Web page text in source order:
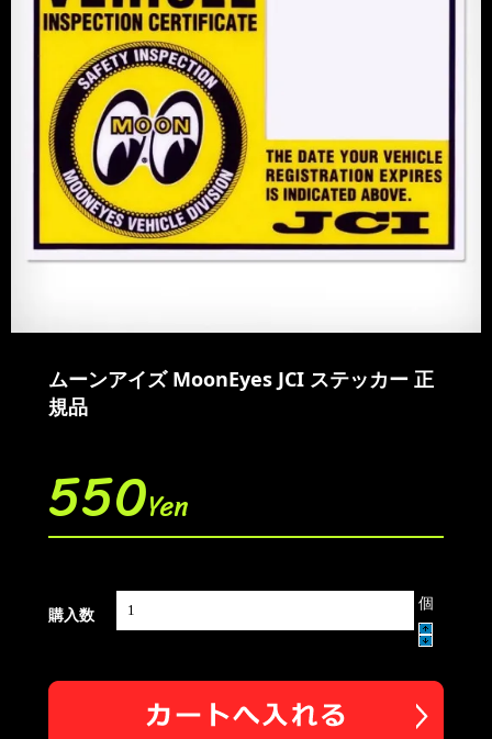
ムーンアイズ MoonEyes JCI ステッカー 正
規品
550Yen
購入数
個